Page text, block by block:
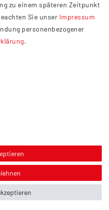
& Altöl
zu einem späteren Zeitpunkt
Sie unser Impressum
personenbezogener
.